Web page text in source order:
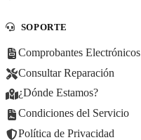
SOPORTE
Comprobantes Electrónicos
Consultar Reparación
¿Dónde Estamos?
Condiciones del Servicio
Política de Privacidad